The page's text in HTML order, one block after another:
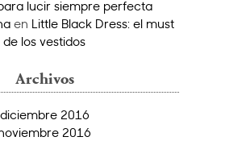
lucir siempre perfecta
en Little Black Dress: el must
de los vestidos
Archivos
diciembre 2016
2016